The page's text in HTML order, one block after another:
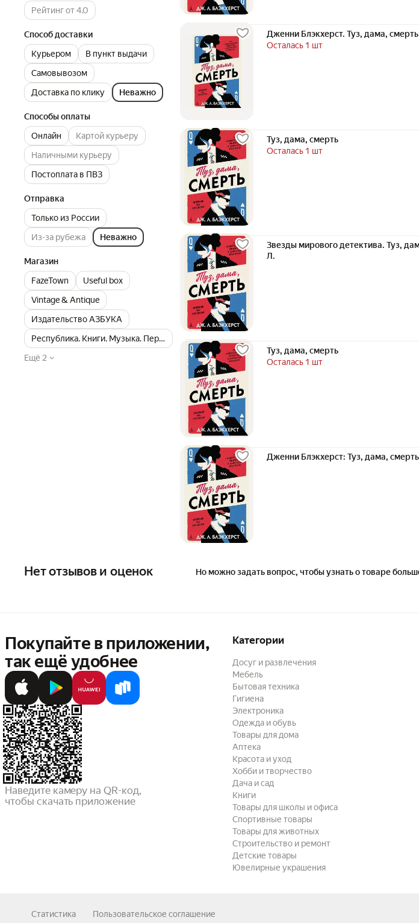
Рейтинг от 4.0
Способ доставки
Курьером
В пункт выдачи
Самовывозом
Доставка по клику
Неважно
Способы оплаты
Онлайн
Картой курьеру
Наличными курьеру
Постоплата в ПВЗ
Отправка
Только из России
Из-за рубежа
Неважно
Магазин
FazeTown
Useful box
Vintage & Antique
Издательство АЗБУКА
Республика. Книги. Музыка. Перспектива.
Ещё 2
Дженни Блэкхерст. Туз, дама, смерть
Осталась 1 шт
Туз, дама, смерть
Осталась 1 шт
Звезды мирового детектива. Туз,
Л.
Туз, дама, смерть
Осталась 1 шт
Дженни Блэкхерст: Туз, дама, смерть
Нет отзывов и оценок Но можно задать вопрос, чтобы узнать о товаре
Покупайте в приложении,
так ещё удобнее
Наведите камеру на QR-код,
чтобы скачать приложение
Категории
Досуг и развлечения
Мебель
Бытовая техника
Гигиена
Электроника
Одежда и обувь
Товары для дома
Аптека
Красота и уход
Хобби и творчество
Дача и сад
Книги
Товары для школы и офиса
Спортивные товары
Товары для животных
Строительство и ремонт
Детские товары
Ювелирные украшения
Статистика Пользовательское соглашение